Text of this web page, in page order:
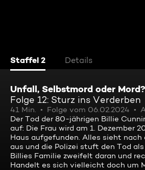
Staffel 2 Details
Unfall, Selbstmord oder Mord?
Folge 12: Sturz ins Verderben
41 Min. Folge vom 06.02.2024
Der Tod der 80-jährigen Billie
auf: Die Frau wird am 1. Dezember
Haus aufgefunden. Alles sieht
aus und die Polizei stuft den Tod
Billies Familie zweifelt daran und
Handelt es sich vielleicht doch um